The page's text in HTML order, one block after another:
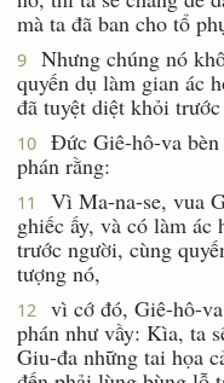
mà ta đã ban cho tổ
9
Nhưng chúng nó
quyến dụ làm gian ác
đã tuyệt diệt khỏi
10
Ðức Giê-hô-va
phán rằng:
11
Vì Ma-na-se, vua
ghiếc ấy, và có làm
trước người, cùng
tượng nó,
12
vì cớ đó, Giê-hô-
phán như vầy: Kìa, ta
Giu-đa những tai họa